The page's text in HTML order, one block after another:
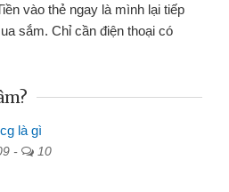
vào thẻ ngay là mình lại tiếp
sắm. Chỉ cần điện thoại có
là gì
- 10